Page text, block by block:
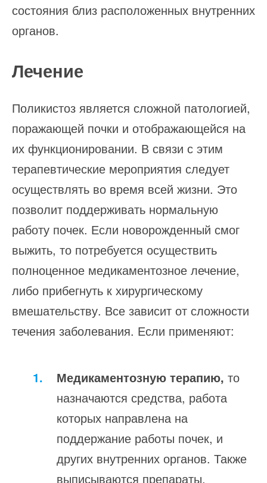
состояния близ расположенных внутренних
органов.
Лечение
Поликистоз является сложной патологией,
поражающей почки и отображающейся на
их функционировании. В связи с этим
терапевтические мероприятия следует
осуществлять во время всей жизни. Это
позволит поддерживать нормальную
работу почек. Если новорожденный смог
выжить, то потребуется осуществить
полноценное медикаментозное лечение,
либо прибегнуть к хирургическому
вмешательству. Все зависит от сложности
течения заболевания. Если применяют:
Медикаментозную терапию, то
назначаются средства, работа
которых направлена на
поддержание работы почек, и
других внутренних органов. Также
выписываются препараты,